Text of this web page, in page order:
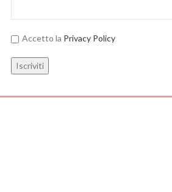
Accetto la Privacy Policy